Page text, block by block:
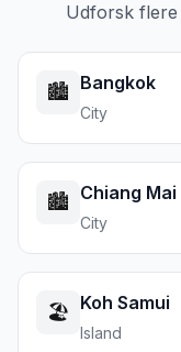
Udforsk flere
🏙️ Bangkok
City
🏙️ Chiang Mai
City
🏖️ Koh Samui
Island